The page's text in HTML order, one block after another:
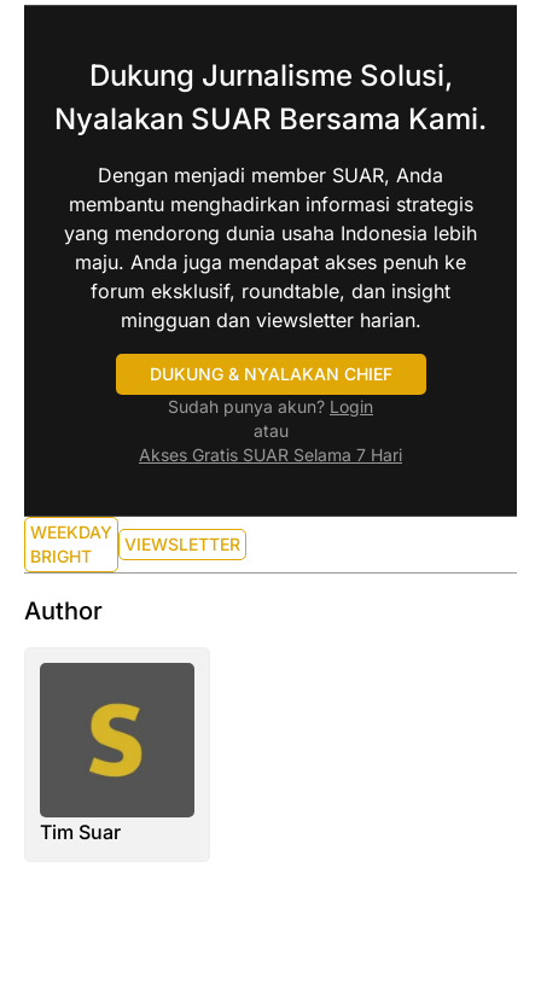
Dukung Jurnalisme Solusi,
Nyalakan SUAR Bersama Kami.
Dengan menjadi member SUAR, Anda
membantu menghadirkan informasi strategis
yang mendorong dunia usaha Indonesia lebih
maju. Anda juga mendapat akses penuh ke
forum eksklusif, roundtable, dan insight
mingguan dan viewsletter harian.
DUKUNG & NYALAKAN CHIEF
Sudah punya akun? Login
atau
Akses Gratis SUAR Selama 7 Hari
WEEKDAY
BRIGHT
VIEWSLETTER
Author
Tim Suar